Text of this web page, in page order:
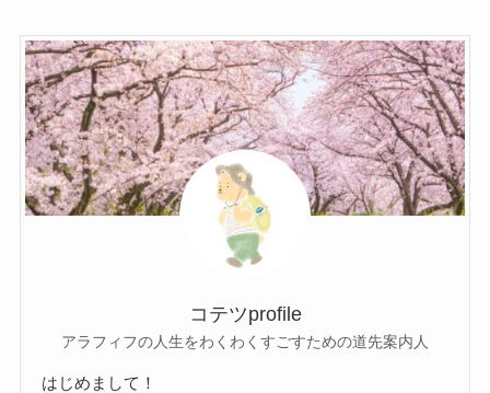
コテツprofile
アラフィフの人生をわくわくすごすための道先案内人
はじめまして！